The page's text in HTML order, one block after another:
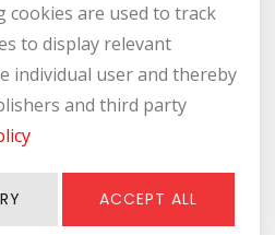
cookies are used to track
to display relevant
individual user and thereby
and third party
ACCEPT ALL